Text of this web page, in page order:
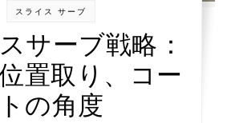
スライス サーブ
サーブ戦略：
置取り、コー
トの角度